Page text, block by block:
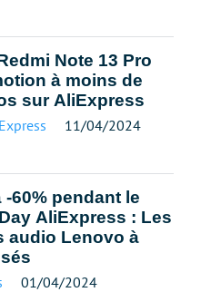
Note 13 Pro
à moins de
sur AliExpress
11/04/2024
-60% pendant le
AliExpress : Les
audio Lenovo à
01/04/2024